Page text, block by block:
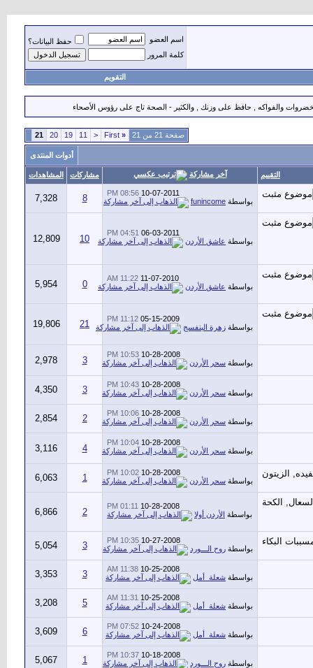
اسم العضو
حفظ البيانات؟
كلمة المرور
التقويم
والفواكه , حافظ على وزنك , والكثير - الصحة تاج على رؤوس الأصحاء
صفحة 21 من 21 «
<
11
19
20
21
أدوات المنتدى
التقييم آخر مشاركة مشاركات المشاهدات
10-07-2011
08:56 PM
بواسطة funincome
8
7,328
06-03-2011
04:51 PM
بواسطة عاشق الأردن 10
12,809
11-07-2010
11:22 AM
بواسطة عاشق الأردن 0
5,954
05-15-2009
11:12 PM
بواسطة زهرة البنفسج 21
19,806
10-28-2008
10:53 PM
بواسطة سحر الأردن 3
2,978
10-28-2008
10:43 PM
بواسطة سحر الأردن 3
4,350
10-28-2008
10:06 PM
بواسطة سحر الأردن 2
2,854
10-28-2008
10:04 PM
بواسطة سحر الأردن 4
3,116
10-28-2008
10:02 PM
بواسطة سحر الأردن 1
6,063
10-28-2008
01:11 PM
بواسطة الأردن أولا 2
6,866
10-27-2008
10:35 PM
بواسطة روح الـــورد 3
5,054
10-25-2008
11:38 AM
بواسطة شعلة_أمل 3
3,353
10-25-2008
11:31 AM
بواسطة شعلة_أمل 5
3,208
10-24-2008
07:52 PM
بواسطة شعلة_أمل 6
3,609
10-18-2008
10:37 PM
بواسطة روح الـــورد 1
5,067